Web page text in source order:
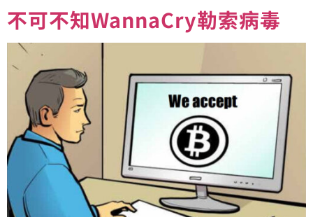
不可不知WannaCry勒索病毒